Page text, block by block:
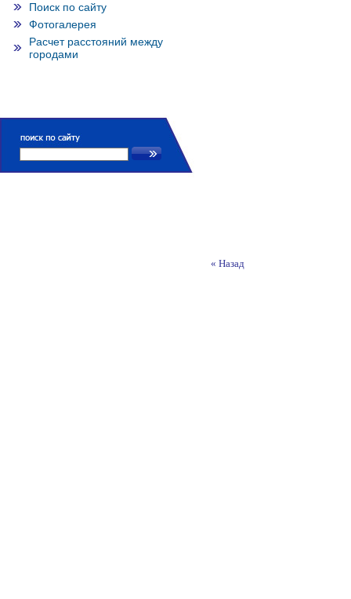
Поиск по сайту
Фотогалерея
Расчет расстояний между
городами
« Назад